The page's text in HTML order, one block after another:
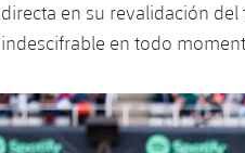
directa en su revalidación
indescifrable en todo